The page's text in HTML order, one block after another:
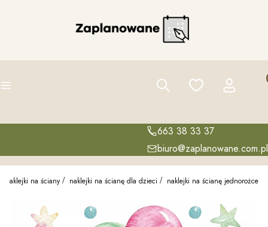
Menu Szukaj Ulubione Zaloguj się
663 38 33 37
biuro@zaplanowane.com.pl
Naklejki na ściany naklejki na ścianę dla dzieci naklejki na ścianę jednorożce